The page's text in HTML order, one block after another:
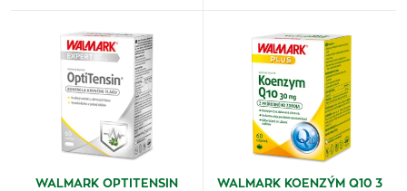
WALMARK OPTITENSIN
WALMARK KOENZÝM Q10 3